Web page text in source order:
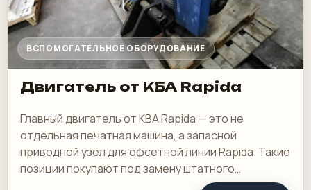
ВСПОМОГАТЕЛЬНОЕ ОБОРУДОВАНИЕ
Двигатель от КБА Rapida
Главный двигатель от KBA Rapida — это не
отдельная печатная машина, а запасной
приводной узел для офсетной линии Rapida. Такие
позиции покупают под замену штатного
двигателя, под восстановление машины после